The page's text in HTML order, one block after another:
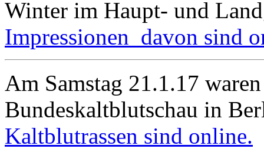
Winter im Haupt- und
Impressionen davon sind
Am Samstag 21.1.17
Bundeskaltblutschau in
Kaltblutrassen sind online.